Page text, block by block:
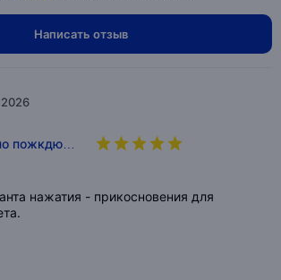
Написать отзыв
пожкдю…
нажатия - прикосновения для